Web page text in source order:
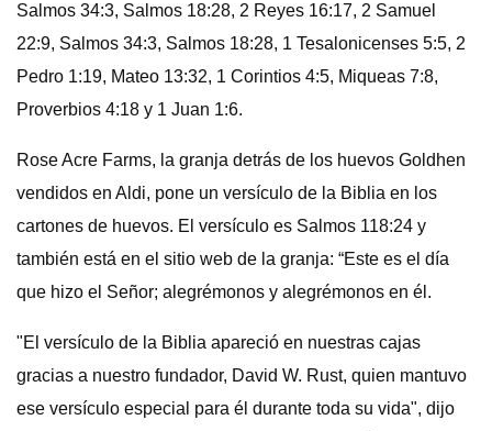
Salmos 34:3, Salmos 18:28, 2 Reyes 16:17, 2 Samuel
22:9, Salmos 34:3, Salmos 18:28, 1 Tesalonicenses 5:5, 2
Pedro 1:19, Mateo 13:32, 1 Corintios 4:5, Miqueas 7:8,
Proverbios 4:18 y 1 Juan 1:6.
Rose Acre Farms, la granja detrás de los huevos Goldhen
vendidos en Aldi, pone un versículo de la Biblia en los
cartones de huevos. El versículo es Salmos 118:24 y
también está en el sitio web de la granja: “Este es el día
que hizo el Señor; alegrémonos y alegrémonos en él.
"El versículo de la Biblia apareció en nuestras cajas
gracias a nuestro fundador, David W. Rust, quien mantuvo
ese versículo especial para él durante toda su vida", dijo